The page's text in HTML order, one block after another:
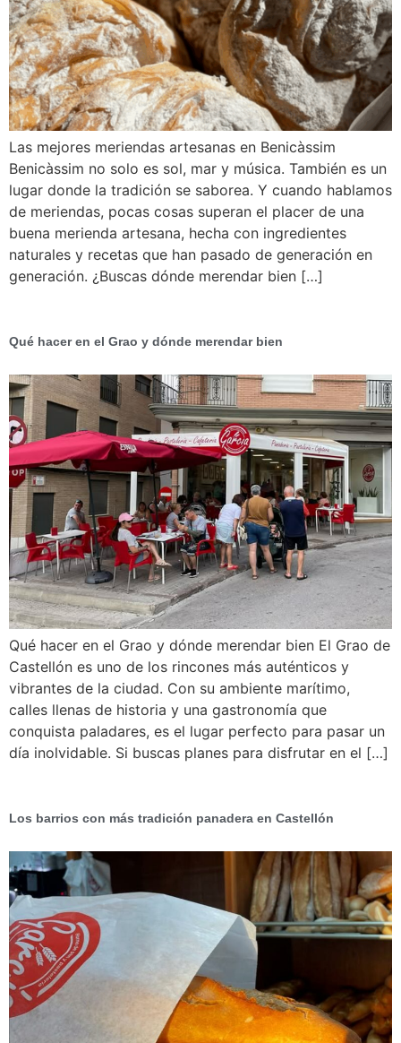
Las mejores meriendas artesanas en Benicàssim
Benicàssim no solo es sol, mar y música. También es un
lugar donde la tradición se saborea. Y cuando hablamos
de meriendas, pocas cosas superan el placer de una
buena merienda artesana, hecha con ingredientes
naturales y recetas que han pasado de generación en
generación. ¿Buscas dónde merendar bien […]
Qué hacer en el Grao y dónde merendar bien
Qué hacer en el Grao y dónde merendar bien El Grao de
Castellón es uno de los rincones más auténticos y
vibrantes de la ciudad. Con su ambiente marítimo,
calles llenas de historia y una gastronomía que
conquista paladares, es el lugar perfecto para pasar un
día inolvidable. Si buscas planes para disfrutar en el […]
Los barrios con más tradición panadera en Castellón